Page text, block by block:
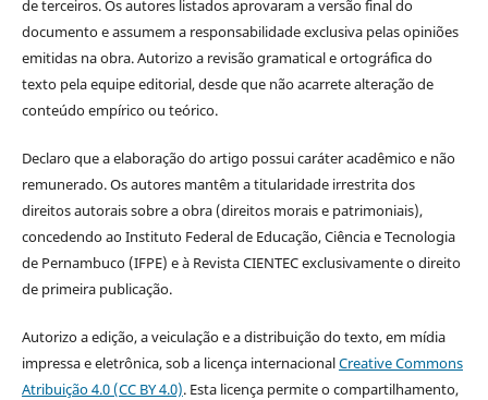
de terceiros. Os autores listados aprovaram a versão final do
documento e assumem a responsabilidade exclusiva pelas opiniões
emitidas na obra. Autorizo a revisão gramatical e ortográfica do
texto pela equipe editorial, desde que não acarrete alteração de
conteúdo empírico ou teórico.
Declaro que a elaboração do artigo possui caráter acadêmico e não
remunerado. Os autores mantêm a titularidade irrestrita dos
direitos autorais sobre a obra (direitos morais e patrimoniais),
concedendo ao Instituto Federal de Educação, Ciência e Tecnologia
de Pernambuco (IFPE) e à Revista CIENTEC exclusivamente o direito
de primeira publicação.
Autorizo a edição, a veiculação e a distribuição do texto, em mídia
impressa e eletrônica, sob a licença internacionalCreative Commons
Atribuição 4.0 (CC BY 4.0). Esta licença permite o compartilhamento,